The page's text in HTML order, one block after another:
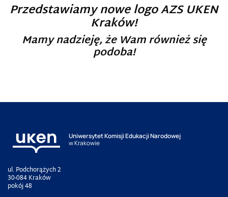
Przedstawiamy nowe logo AZS UKEN
Kraków!
Mamy nadzieję, że Wam również się
podoba!
Uniwersytet Komisji Edukacji Narodowej
w Krakowie
ul. Podchorążych 2
30-084 Kraków
pokój 48